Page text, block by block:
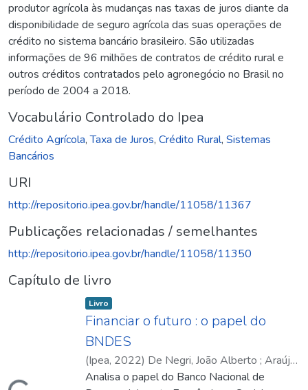
produtor agrícola às mudanças nas taxas de juros diante da
disponibilidade de seguro agrícola das suas operações de
crédito no sistema bancário brasileiro. São utilizadas
informações de 96 milhões de contratos de crédito rural e
outros créditos contratados pelo agronegócio no Brasil no
período de 2004 a 2018.
Vocabulário Controlado do Ipea
Crédito Agrícola,Taxa de Juros, Crédito Rural, Sistemas
Bancários
URI
http://repositorio.ipea.gov.br/handle/11058/11367
Publicações relacionadas / semelhantes
http://repositorio.ipea.gov.br/handle/11058/11350
Capítulo de livro
Item type:
Livro ,
Financiar o futuro : o papel do
BNDES
(Ipea, 2022) De Negri, João Alberto ; Araújo,
Bruno César Pino Oliveira de;Bacelette,
Analisa o papel do Banco Nacional de